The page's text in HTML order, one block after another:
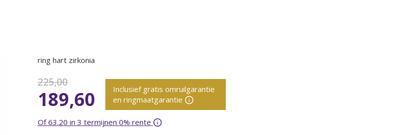
ring hart zirkonia
225,00
189,60
Inclusief gratis omruilgarantie
en ringmaatgarantie
Of 63.20 in 3 termijnen 0% rente